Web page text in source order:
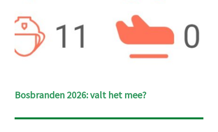
Bosbranden 2026: valt het mee?